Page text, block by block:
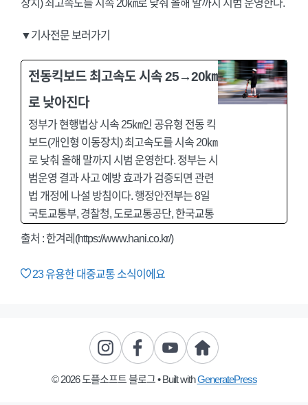
장치) 최고속도를 시속 20㎞로 낮춰 올해 말까지 시범 운영한다.
▼기사전문 보러가기
전동킥보드 최고속도 시속 25→20㎞
로 낮아진다
정부가 현행법상 시속 25㎞인 공유형 전동 킥
보드(개인형 이동장치) 최고속도를 시속 20㎞
로 낮춰 올해 말까지 시범 운영한다. 정부는 시
범운영 결과 사고 예방 효과가 검증되면 관련
법 개정에 나설 방침이다. 행정안전부는 8일
국토교통부, 경찰청, 도로교통공단, 한국교통
출처 : 한겨레(https://www.hani.co.kr/)
23유용한 대중교통 소식이에요
© 2026 도플소프트 블로그• Built withGeneratePress